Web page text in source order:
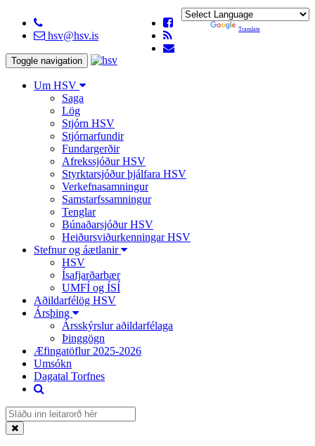
hsv@hsv.is
Translate
Toggle navigation
Um HSV
Saga
Lög
Stjórn HSV
Stjórnarfundir
Fundargerðir
Afrekssjóður HSV
Styrktarsjóður þjálfara HSV
Verkefnasamningur
Samstarfssamningur
Tenglar
Búnaðarsjóður HSV
Heiðursviðurkenningar HSV
Stefnur og áætlanir
HSV
Ísafjarðarbær
UMFÍ og ÍSÍ
Aðildarfélög HSV
Ársþing
Ársskýrslur aðildarfélaga
Þinggögn
Æfingatöflur 2025-2026
Umsókn
Dagatal Torfnes